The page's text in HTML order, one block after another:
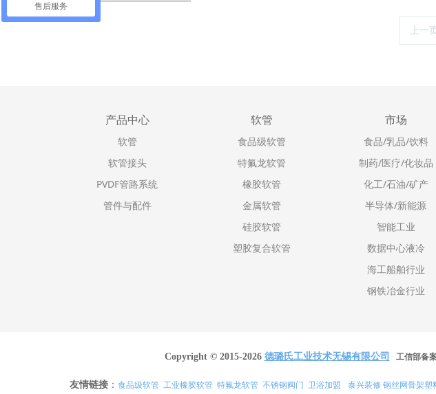
上一
产品中心
软管
软管接头
PVDF管路系统
管件与配件
软管
食品级软管
特氟龙软管
橡胶软管
金属软管
硅胶软管
塑胶复合软管
市场
食品/乳品/饮料
制药/医疗/化妆品
化工/石油/矿产
半导体/新能源
智能工业
数据中心液冷
海工船舶行业
钢铁冶金行业
Copyright © 2015-2026 德璐氏工业技术无锡有限公司 工信部备
友情链接 ： 食品级软管 工业橡胶软管 特氟龙软管 不锈钢阀门 卫浴加盟 泰兴装修 钢丝网骨架塑
售后服务